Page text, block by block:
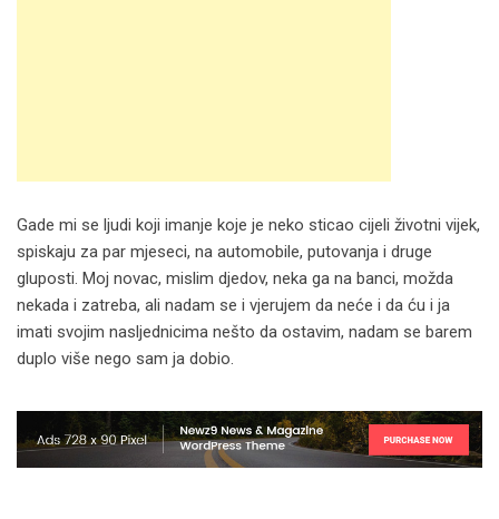
Gade mi se ljudi koji imanje koje je neko sticao cijeli životni vijek,
spiskaju za par mjeseci, na automobile, putovanja i druge
gluposti. Moj novac, mislim djedov, neka ga na banci, možda
nekada i zatreba, ali nadam se i vjerujem da neće i da ću i ja
imati svojim nasljednicima nešto da ostavim, nadam se barem
duplo više nego sam ja dobio.